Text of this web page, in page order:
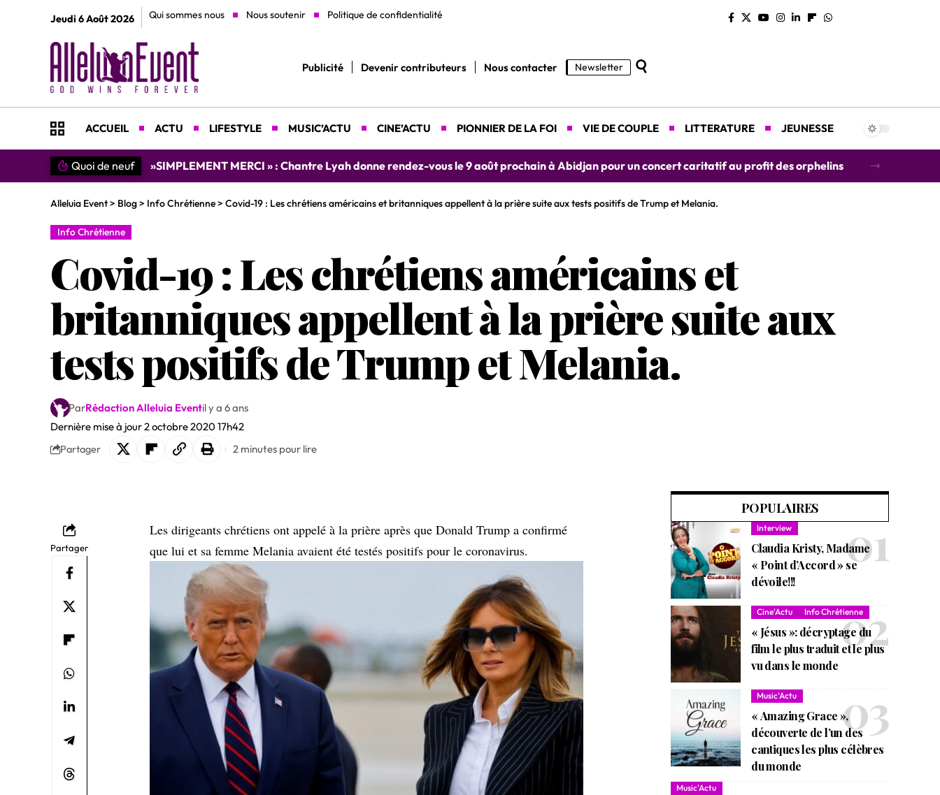
Jeudi 6 Août 2026 Qui sommes nous Nous soutenir Politique de confidentialité
Publicité Devenir contributeurs Nous contacter Newsletter
ACCUEIL ACTU LIFESTYLE MUSIC’ACTU CINE’ACTU PIONNIER DE LA FOI VIE DE COUPLE LITTERATURE JEUNESSE
Quoi de neuf »SIMPLEMENT MERCI » : Chantre Lyah donne rendez-vous le 9 août prochain à Abidjan pour un concert caritatif au profit des orphelins
Alleluia Event> Blog> Info Chrétienne> Covid-19 : Les chrétiens américains et britanniques appellent à la prière suite aux tests positifs de Trump et Melania.
Info Chrétienne
Covid-19 : Les chrétiens américains et
britanniques appellent à la prière suite aux
tests positifs de Trump et Melania.
Dernière mise à jour 2 octobre 2020 17h42
ParRédaction Alleluia Eventil y a 6 ans
Partager 2 minutes pour lire
Partager
Les dirigeants chrétiens ont appelé à la prière après que Donald Trump a confirmé
que lui et sa femme Melania avaient été testés positifs pour le coronavirus.
POPULAIRES
Interview
Claudia Kristy, Madame
« Point d’Accord » se
dévoile!!!
Cine'Actu Info Chrétienne
« Jésus »: décryptage du
film le plus traduit et le plus
vu dans le monde
Music'Actu
« Amazing Grace »,
découverte de l’un des
cantiques les plus célèbres
du monde
Music'Actu